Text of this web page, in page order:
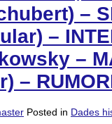
–
–
–
–
Posted in Dades